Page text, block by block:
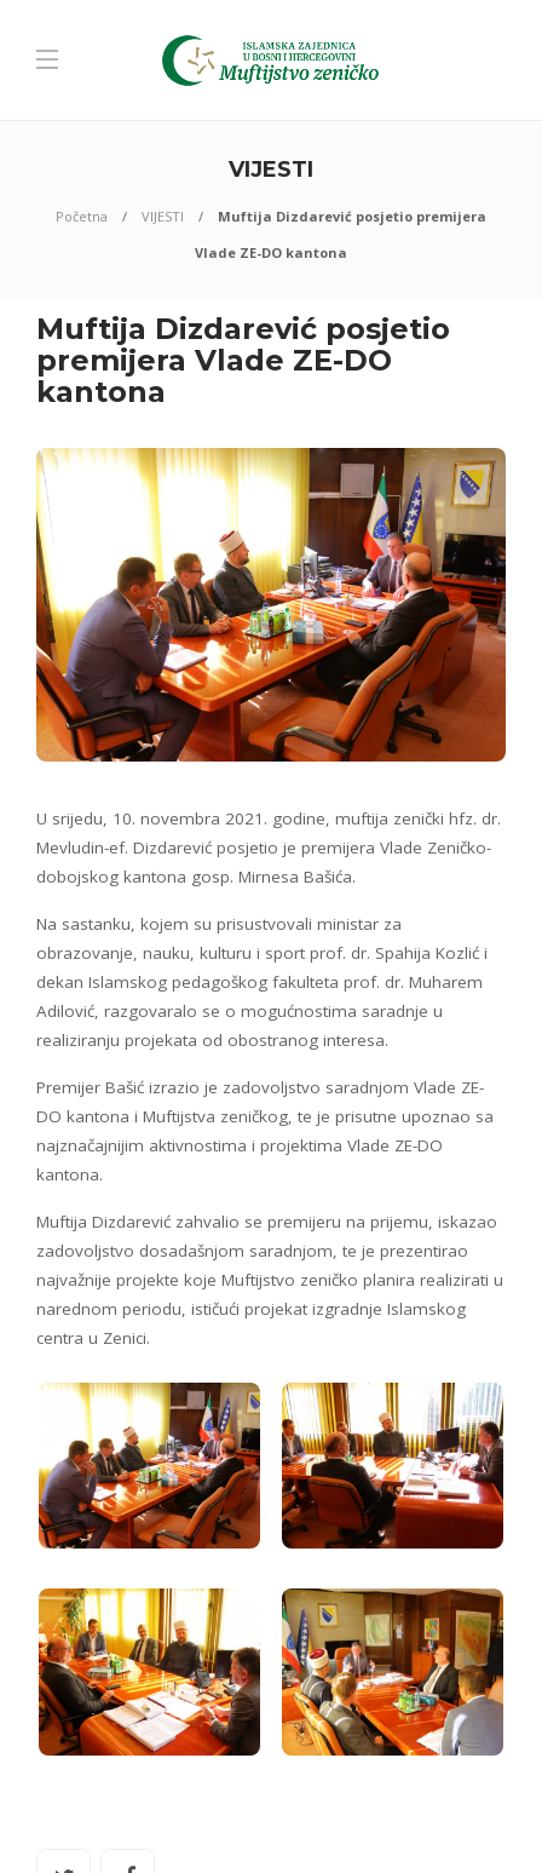
VIJESTI
Početna VIJESTI
Muftija Dizdarević posjetio premijera
Vlade ZE-DO kantona
Muftija Dizdarević posjetio
premijera Vlade ZE-DO
kantona
U srijedu, 10. novembra 2021. godine, muftija zenički hfz. dr.
Mevludin-ef. Dizdarević posjetio je premijera Vlade Zeničko-
dobojskog kantona gosp. Mirnesa Bašića.
Na sastanku, kojem su prisustvovali ministar za
obrazovanje, nauku, kulturu i sport prof. dr. Spahija Kozlić i
dekan Islamskog pedagoškog fakulteta prof. dr. Muharem
Adilović, razgovaralo se o mogućnostima saradnje u
realiziranju projekata od obostranog interesa.
Premijer Bašić izrazio je zadovoljstvo saradnjom Vlade ZE-
DO kantona i Muftijstva zeničkog, te je prisutne upoznao sa
najznačajnijim aktivnostima i projektima Vlade ZE-DO
kantona.
Muftija Dizdarević zahvalio se premijeru na prijemu, iskazao
zadovoljstvo dosadašnjom saradnjom, te je prezentirao
najvažnije projekte koje Muftijstvo zeničko planira realizirati u
narednom periodu, ističući projekat izgradnje Islamskog
centra u Zenici.